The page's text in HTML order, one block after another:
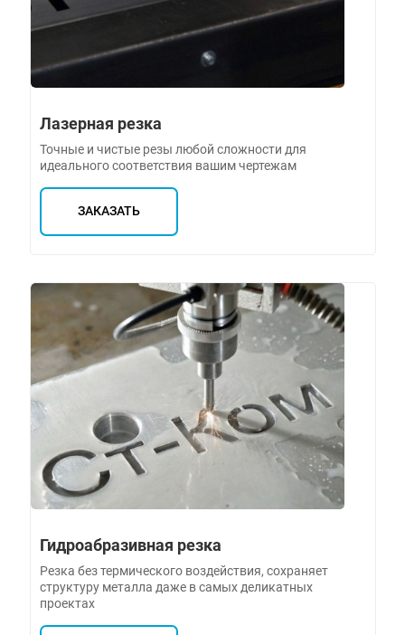
Лазерная резка
Точные и чистые резы любой сложности для
идеального соответствия вашим чертежам
ЗАКАЗАТЬ
Гидроабразивная резка
Резка без термического воздействия, сохраняет
структуру металла даже в самых деликатных
проектах